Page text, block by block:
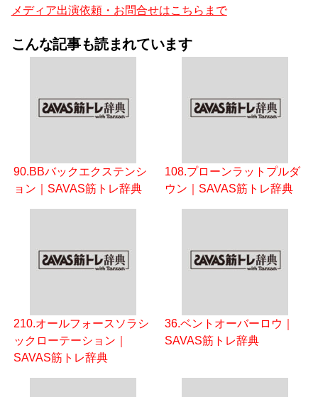
メディア出演依頼・お問合せはこちらまで
こんな記事も読まれています
90.BBバックエクステンシ
ョン｜SAVAS筋トレ辞典
108.プローンラットプルダ
ウン｜SAVAS筋トレ辞典
210.オールフォースソラシ
ックローテーション｜
SAVAS筋トレ辞典
36.ベントオーバーロウ｜
SAVAS筋トレ辞典